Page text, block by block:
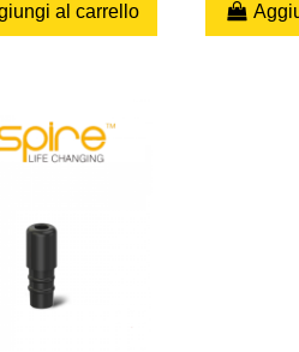
al carrello